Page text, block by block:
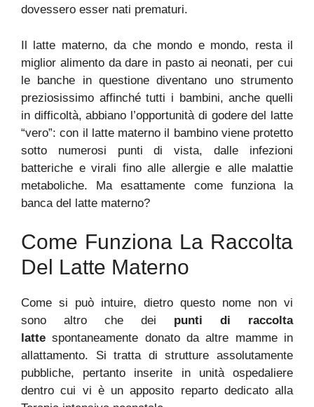
dovessero esser nati prematuri.
Il latte materno, da che mondo e mondo, resta il
miglior alimento da dare in pasto ai neonati, per cui
le banche in questione diventano uno strumento
preziosissimo affinché tutti i bambini, anche quelli
in difficoltà, abbiano l’opportunità di godere del latte
“vero”: con il latte materno il bambino viene protetto
sotto numerosi punti di vista, dalle infezioni
batteriche e virali fino alle allergie e alle malattie
metaboliche. Ma esattamente come funziona la
banca del latte materno?
Come Funziona La Raccolta
Del Latte Materno
Come si può intuire, dietro questo nome non vi
sono altro che dei punti di raccolta
latte spontaneamente donato da altre mamme in
allattamento. Si tratta di strutture assolutamente
pubbliche, pertanto inserite in unità ospedaliere
dentro cui vi è un apposito reparto dedicato alla